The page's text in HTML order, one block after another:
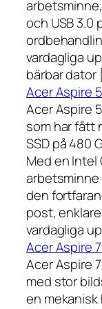
och USB 3.0
vardagliga
bärbar dator
Acer Aspire
Acer Aspire
som har fått
SSD på 480
Med en Intel
den
post,
vardagliga
Acer Aspire
Acer Aspire
med stor
en mekanisk